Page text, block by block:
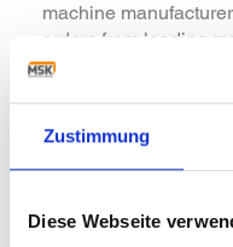
Zustimmung
Diese Webseite
machine
orders from leading
cardboard industry.
Energy-saving MSK
In its packaging
continuous basis,